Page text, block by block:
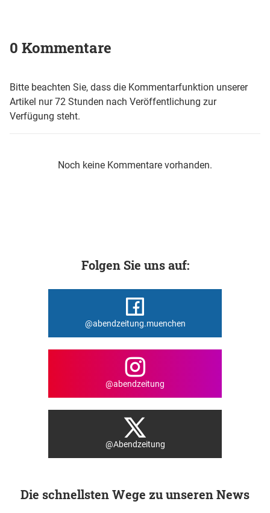
0 Kommentare
Bitte beachten Sie, dass die Kommentarfunktion unserer
Artikel nur 72 Stunden nach Veröffentlichung zur
Verfügung steht.
Noch keine Kommentare vorhanden.
Folgen Sie uns auf:
@abendzeitung.muenchen
@abendzeitung
@Abendzeitung
Die schnellsten Wege zu unseren News